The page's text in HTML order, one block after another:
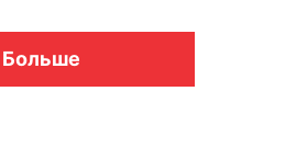
Больше